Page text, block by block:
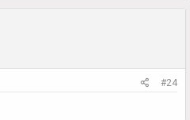
#24